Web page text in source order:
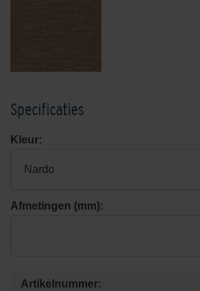
Specificaties
Kleur:
Nardo
Afmetingen (mm):
Artikelnummer: